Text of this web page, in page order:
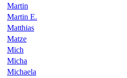
Martin
Martin E.
Matthias
Matze
Mich
Micha
Michaela